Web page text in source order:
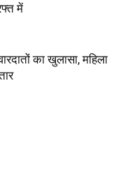
में
का खुलासा, महिला